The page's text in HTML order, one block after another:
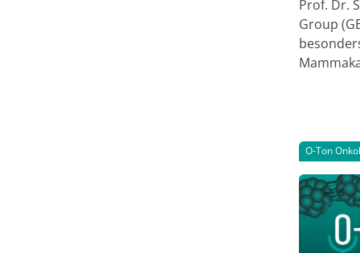
Prof. Dr.
Group
O-Ton